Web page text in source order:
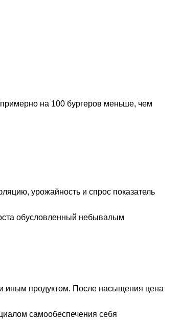
примерно на 100 бургеров меньше, чем
урожайность и спрос показатель
обусловленный небывалым
иным продуктом. После насыщения цена
самообеспечения себя